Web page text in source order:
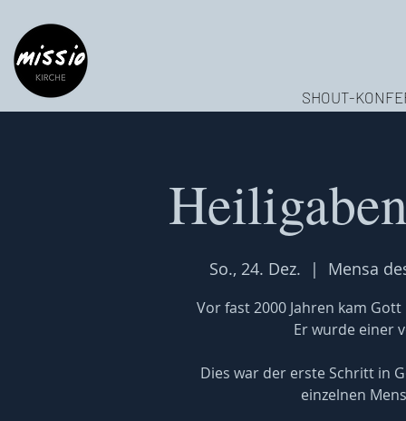
SHOUT-
So., 24. Dez.
  |
Mensa
Vor fast 2000 Jahren kam
Er wurde einer
Dies war der erste Schritt in
einzelnen